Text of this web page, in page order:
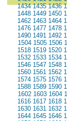
1434 1435 1436
1448 1449 1450
1462 1463 1464
1476 1477 1478
1490 1491 1492
1504 1505 1506
1518 1519 1520
1532 1533 1534
1546 1547 1548
1560 1561 1562
1574 1575 1576
1588 1589 1590
1602 1603 1604
1616 1617 1618
1630 1631 1632
1644 1645 1646